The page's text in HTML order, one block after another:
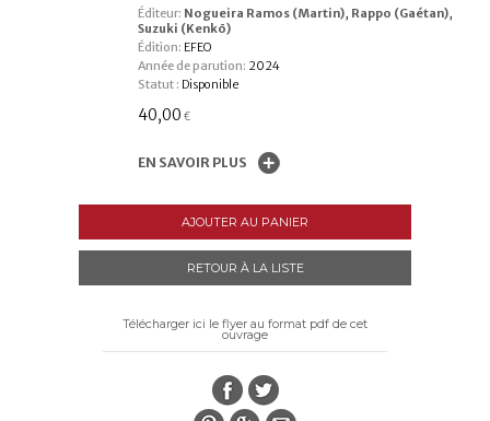
Éditeur: Nogueira Ramos (Martin), Rappo (Gaétan),
Suzuki (Kenkō)
Édition: EFEO
Année de parution: 2024
Statut : Disponible
40,00 €
EN SAVOIR PLUS
AJOUTER AU PANIER
RETOUR À LA LISTE
Télécharger ici le flyer au format pdf de cet
ouvrage